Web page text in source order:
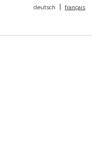
deutsch | français